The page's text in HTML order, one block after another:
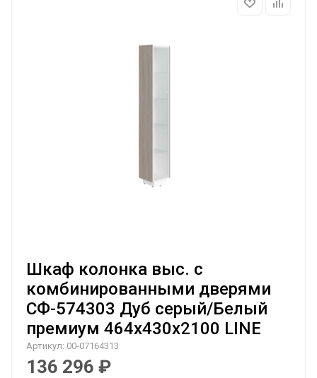
Шкаф колонка выс. с
комбинированными дверями
СФ-574303 Дуб серый/Белый
премиум 464х430х2100 LINE
Артикул: 00-07164313
136 296 ₽